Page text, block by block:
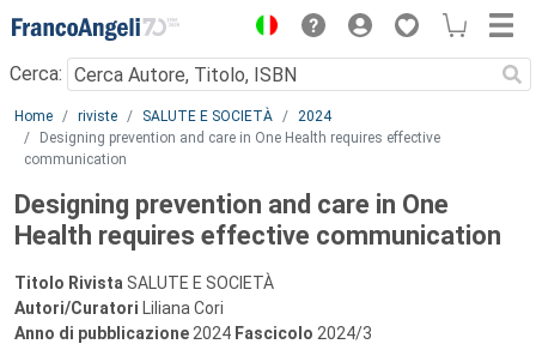
Menu
Cerca:
Main content
Home riviste SALUTE E SOCIETÀ
2024
Designing prevention and care in One Health requires effective
communication
Designing prevention and care in One
Health requires effective communication
Titolo Rivista SALUTE E SOCIETÀ
Autori/Curatori Liliana Cori
Anno di pubblicazione 2024 Fascicolo 2024/3